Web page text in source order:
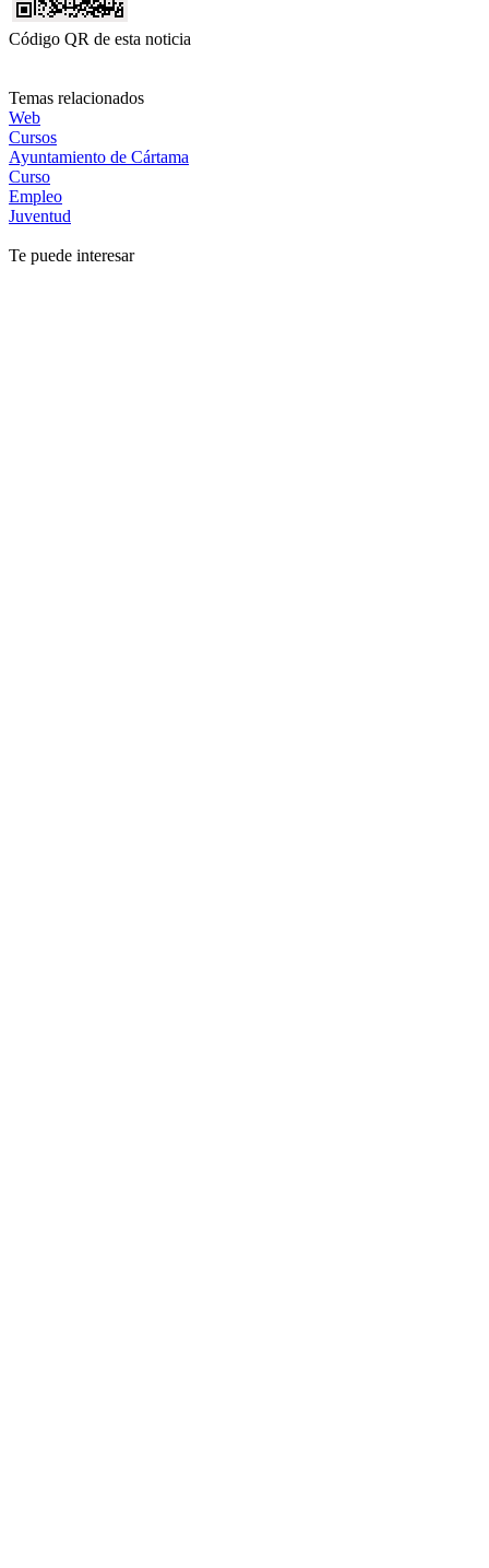
Código QR de esta noticia
Temas relacionados
Web
Cursos
Ayuntamiento de Cártama
Curso
Empleo
Juventud
Te puede interesar